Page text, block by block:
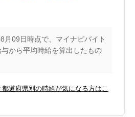
月09日時点で、マイナビバイト
から平均時給を算出したもの
道府県別の時給が気になる方はこ